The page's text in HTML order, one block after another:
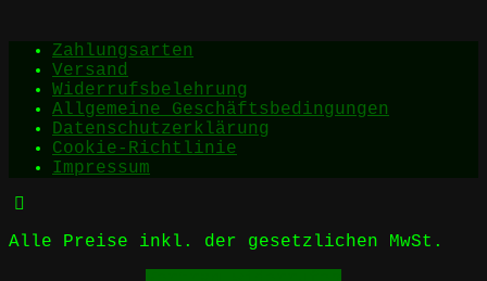
Zahlungsarten
Versand
Widerrufsbelehrung
Allgemeine Geschäftsbedingungen
Datenschutzerklärung
Cookie-Richtlinie
Impressum
Alle Preise inkl. der gesetzlichen MwSt.